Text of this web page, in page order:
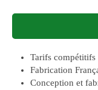
Tarifs compétitifs
Fabrication
Conception et